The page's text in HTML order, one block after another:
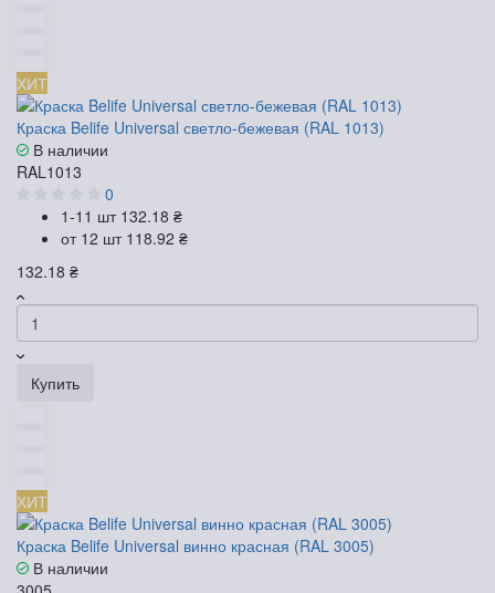
ХИТ
Краска Belife Universal светло-бежевая (RAL 1013)
В наличии
RAL1013
0
1-11 шт 132.18 ₴
от 12 шт 118.92 ₴
132.18 ₴
Купить
ХИТ
Краска Belife Universal винно красная (RAL 3005)
В наличии